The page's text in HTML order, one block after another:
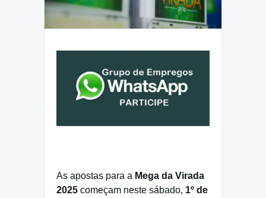
As apostas para a Mega da Virada
2025 começam neste sábado, 1º de